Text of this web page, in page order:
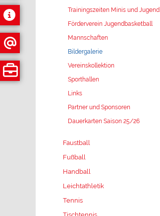
Trainingszeiten Minis und Jugend
Förderverein Jugendbasketball
Mannschaften
Bildergalerie
Vereinskollektion
Sporthallen
Links
Partner und Sponsoren
Dauerkarten Saison 25/26
Faustball
Fußball
Handball
Leichtathletik
Tennis